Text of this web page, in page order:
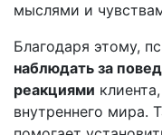
мыслями и
Благодаря этому,
наблюдать за
реакциями
внутреннего мира.